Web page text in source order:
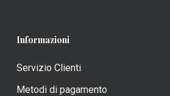
Informazioni
Servizio Clienti
Metodi di pagamento